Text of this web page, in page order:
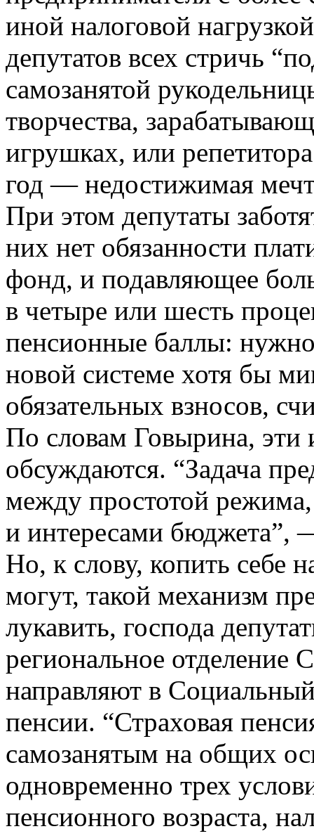
иной налоговой
депутатов всех стричь
самозанятой
творчества,
игрушках, или
год — недостижимая
При этом депутаты
них нет обязанности
фонд, и подавляющее
в четыре или шесть
пенсионные баллы:
новой системе хотя бы
обязательных взносов,
По словам Говырина, эти
обсуждаются. “Задача
между простотой
и интересами бюджета”,
Но, к слову, копить себе
могут, такой механизм
лукавить, господа
региональное отделение
направляют в
пенсии. “Страховая
самозанятым на общих
одновременно трех
пенсионного возраста,